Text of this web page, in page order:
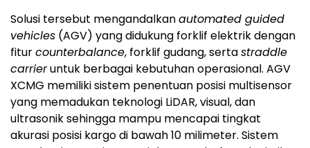
Solusi tersebut mengandalkanautomated guided
vehicles (AGV) yang didukung forklif elektrik dengan
fiturcounterbalance, forklif gudang, sertastraddle
carrieruntuk berbagai kebutuhan operasional. AGV
XCMG memiliki sistem penentuan posisi multisensor
yang memadukan teknologi LiDAR, visual, dan
ultrasonik sehingga mampu mencapai tingkat
akurasi posisi kargo di bawah 10 milimeter. Sistem